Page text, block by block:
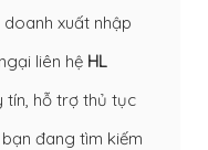
xuất nhập
liên hệ HL
tín, hỗ trợ thủ tục
đang tìm kiếm